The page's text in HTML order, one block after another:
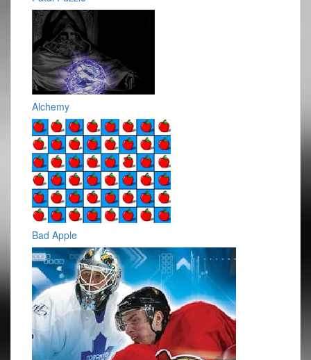
Alchemy
Bad Apple